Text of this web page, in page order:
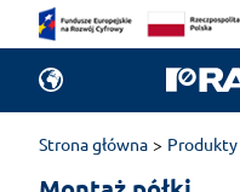
Strona główna Produkty